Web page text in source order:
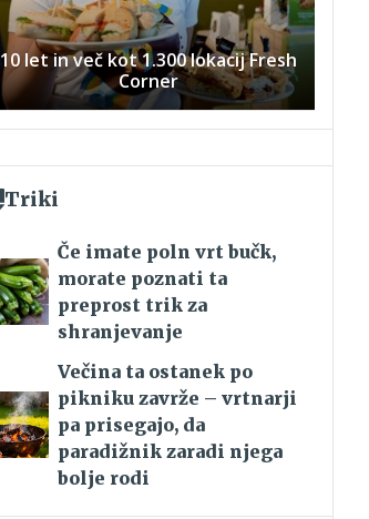
10 let in več kot 1.300 lokacij Fresh
Corner
Triki
Če imate poln vrt bučk,
morate poznati ta
preprost trik za
shranjevanje
Večina ta ostanek po
pikniku zavrže – vrtnarji
pa prisegajo, da
paradižnik zaradi njega
bolje rodi